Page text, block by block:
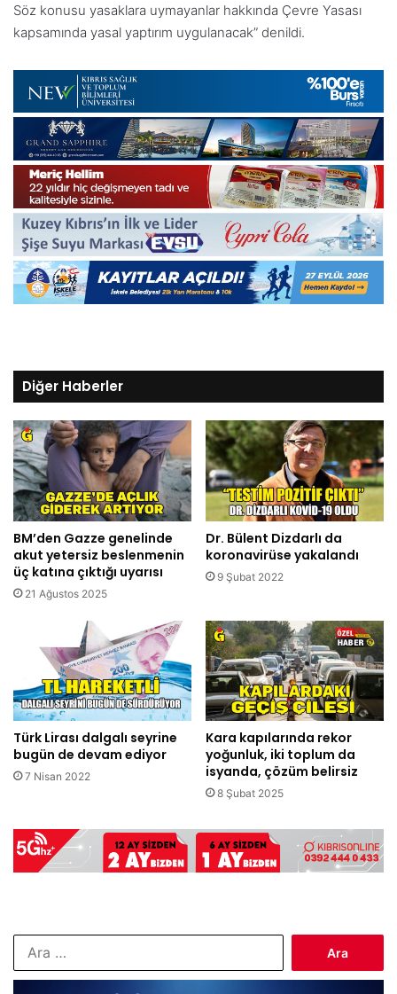
Söz konusu yasaklara uymayanlar hakkında Çevre Yasası
kapsamında yasal yaptırım uygulanacak” denildi.
Diğer Haberler
BM’den Gazze genelinde
akut yetersiz beslenmenin
üç katına çıktığı uyarısı
21 Ağustos 2025
Dr. Bülent Dizdarlı da
koronavirüse yakalandı
9 Şubat 2022
Türk Lirası dalgalı seyrine
bugün de devam ediyor
7 Nisan 2022
Kara kapılarında rekor
yoğunluk, iki toplum da
isyanda, çözüm belirsiz
8 Şubat 2025